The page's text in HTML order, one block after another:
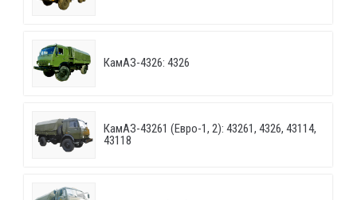
КамАЗ-4326: 4326
КамАЗ-43261 (Евро-1, 2): 43261, 4326, 43114,
43118